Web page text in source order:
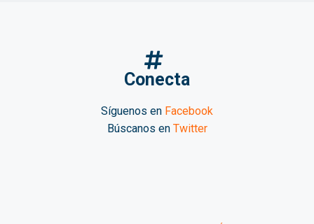
Conecta
Síguenos en Facebook
Búscanos en Twitter